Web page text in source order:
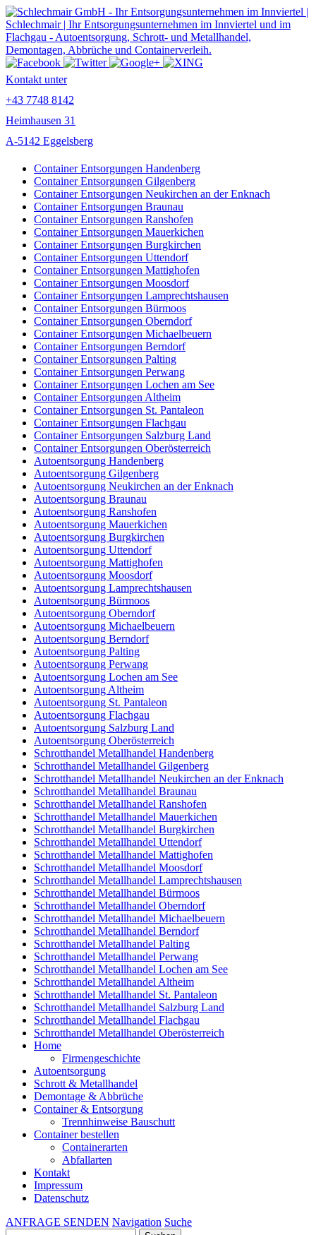
Kontakt unter
+43 7748 8142
Heimhausen 31
A-5142 Eggelsberg
Container Entsorgungen Handenberg
Container Entsorgungen Gilgenberg
Container Entsorgungen Neukirchen an der Enknach
Container Entsorgungen Braunau
Container Entsorgungen Ranshofen
Container Entsorgungen Mauerkichen
Container Entsorgungen Burgkirchen
Container Entsorgungen Uttendorf
Container Entsorgungen Mattighofen
Container Entsorgungen Moosdorf
Container Entsorgungen Lamprechtshausen
Container Entsorgungen Bürmoos
Container Entsorgungen Oberndorf
Container Entsorgungen Michaelbeuern
Container Entsorgungen Berndorf
Container Entsorgungen Palting
Container Entsorgungen Perwang
Container Entsorgungen Lochen am See
Container Entsorgungen Altheim
Container Entsorgungen St. Pantaleon
Container Entsorgungen Flachgau
Container Entsorgungen Salzburg Land
Container Entsorgungen Oberösterreich
Autoentsorgung Handenberg
Autoentsorgung Gilgenberg
Autoentsorgung Neukirchen an der Enknach
Autoentsorgung Braunau
Autoentsorgung Ranshofen
Autoentsorgung Mauerkichen
Autoentsorgung Burgkirchen
Autoentsorgung Uttendorf
Autoentsorgung Mattighofen
Autoentsorgung Moosdorf
Autoentsorgung Lamprechtshausen
Autoentsorgung Bürmoos
Autoentsorgung Oberndorf
Autoentsorgung Michaelbeuern
Autoentsorgung Berndorf
Autoentsorgung Palting
Autoentsorgung Perwang
Autoentsorgung Lochen am See
Autoentsorgung Altheim
Autoentsorgung St. Pantaleon
Autoentsorgung Flachgau
Autoentsorgung Salzburg Land
Autoentsorgung Oberösterreich
Schrotthandel Metallhandel Handenberg
Schrotthandel Metallhandel Gilgenberg
Schrotthandel Metallhandel Neukirchen an der Enknach
Schrotthandel Metallhandel Braunau
Schrotthandel Metallhandel Ranshofen
Schrotthandel Metallhandel Mauerkichen
Schrotthandel Metallhandel Burgkirchen
Schrotthandel Metallhandel Uttendorf
Schrotthandel Metallhandel Mattighofen
Schrotthandel Metallhandel Moosdorf
Schrotthandel Metallhandel Lamprechtshausen
Schrotthandel Metallhandel Bürmoos
Schrotthandel Metallhandel Oberndorf
Schrotthandel Metallhandel Michaelbeuern
Schrotthandel Metallhandel Berndorf
Schrotthandel Metallhandel Palting
Schrotthandel Metallhandel Perwang
Schrotthandel Metallhandel Lochen am See
Schrotthandel Metallhandel Altheim
Schrotthandel Metallhandel St. Pantaleon
Schrotthandel Metallhandel Salzburg Land
Schrotthandel Metallhandel Flachgau
Schrotthandel Metallhandel Oberösterreich
Home
Firmengeschichte
Autoentsorgung
Schrott & Metallhandel
Demontage & Abbrüche
Container & Entsorgung
Trennhinweise Bauschutt
Container bestellen
Containerarten
Abfallarten
Kontakt
Impressum
Datenschutz
ANFRAGE SENDEN Navigation Suche